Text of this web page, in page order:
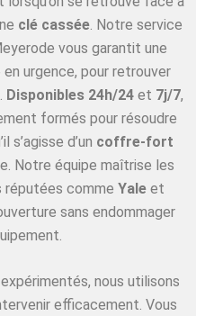
clé cassée. Notre service
vous garantit une
urgence, pour retrouver
Disponibles 24h/24 et 7j/7,
formés pour résoudre
s’agisse d’un coffre-fort
Notre équipe maîtrise les
réputées comme Yale et
sans endommager
nous utilisons
efficacement. Vous